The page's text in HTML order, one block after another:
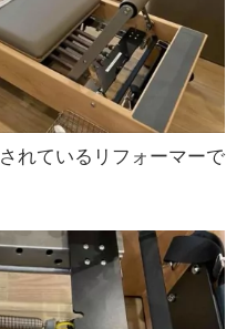
れているリフォーマーで